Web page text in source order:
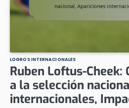
LOGROS INTERNACIONALES
Ruben Loftus-Cheek:
a la selección
internacionales,